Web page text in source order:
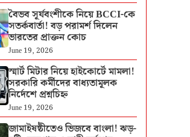
বৈভব সূর্যবংশীকে নিয়ে BCCI-কে
সতর্কবার্তা! বড় পরামর্শ দিলেন
ভারতের প্রাক্তন কোচ
June 19, 2026
স্মার্ট মিটার নিয়ে হাইকোর্টে মামলা!
সরকারি কর্মীদের বাধ্যতামূলক
নির্দেশে প্রশ্নচিহ্ন
June 19, 2026
জামাইষষ্ঠীতেও ভিজবে বাংলা! ঝড়-